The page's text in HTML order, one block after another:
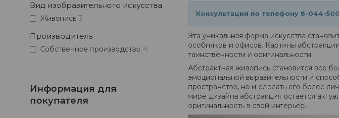
Консультация по телефону 8-044-
Эта уникальная форма искусства
особняков и офисов. Картины
таинственности и оригинальности.
Абстрактная живопись становится все
эмоциональной выразительности и
пространство, но и сделать его более
мире дизайна абстракция остается
оригинальность в свой интерьер.
Вид изобразительного искусства
Живопись 3
Производитель
Собственное производство 4
Информация для
покупателя